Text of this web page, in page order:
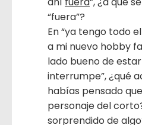
“fuera”?
En “ya tengo todo
a mi nuevo hobby
lado bueno de
interrumpe”, ¿qué
habías pensado
personaje del
sorprendido de